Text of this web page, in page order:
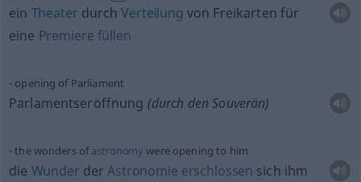
ein Theater durchVerteilung von Freikarten für
eine Premiere füllen
opening of Parliament
Parlamentseröffnung (durch den Souverän)
the wonders ofastronomywere opening to him
die Wunder derAstronomie erschlossen sich ihm